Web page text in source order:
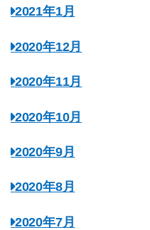
2021年1月
2020年12月
2020年11月
2020年10月
2020年9月
2020年8月
2020年7月